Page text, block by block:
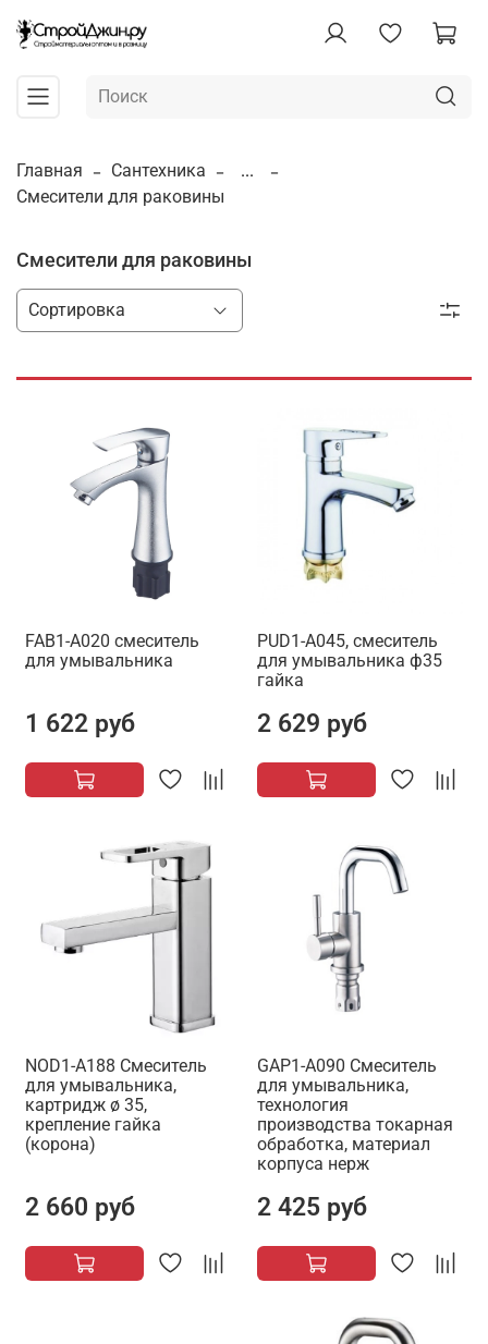
Главная Сантехника
...
Смесители для раковины
Смесители для раковины
FAB1-A020 смеситель
для умывальника
1 622 руб
PUD1-A045, смеситель
для умывальника ф35
гайка
2 629 руб
NOD1-A188 Смеситель
для умывальника,
картридж ø 35,
крепление гайка
(корона)
2 660 руб
GAP1-A090 Смеситель
для умывальника,
технология
производства токарная
обработка, материал
корпуса нерж
2 425 руб